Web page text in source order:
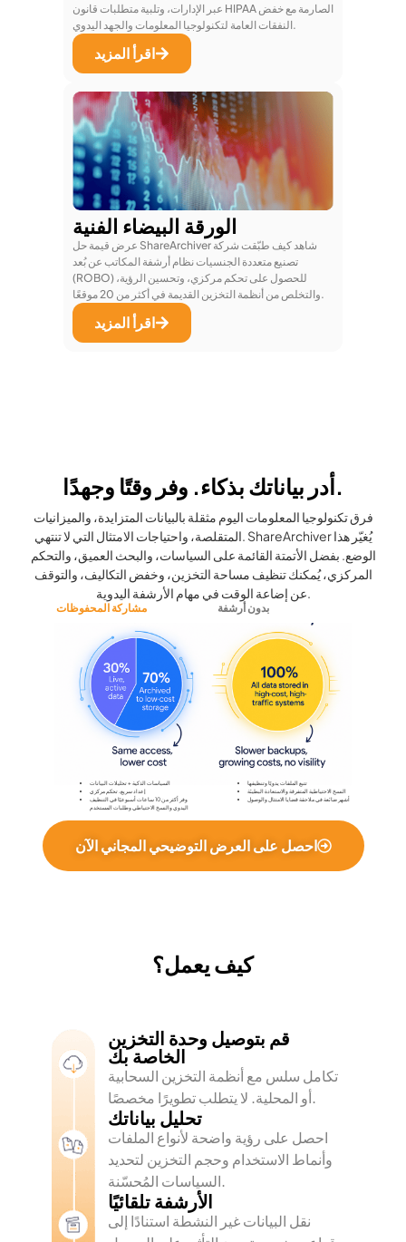
عبر الإدارات، وتلبية متطلبات قانون HIPAA الصارمة مع خفض
النفقات العامة لتكنولوجيا المعلومات والجهد اليدوي.
اقرأ المزيد
الورقة البيضاء الفنية
عرض قيمة حل ShareArchiver شاهد كيف طبّقت شركة
تصنيع متعددة الجنسيات نظام أرشفة المكاتب عن بُعد
(ROBO) للحصول على تحكم مركزي، وتحسين الرؤية،
والتخلص من أنظمة التخزين القديمة في أكثر من 20 موقعًا.
اقرأ المزيد
أدر بياناتك بذكاء. وفر وقتًا وجهدًا.
فرق تكنولوجيا المعلومات اليوم مثقلة بالبيانات المتزايدة، والميزانيات
المتقلصة، واحتياجات الامتثال التي لا تنتهي. ShareArchiver يُغيّر هذا
الوضع. بفضل الأتمتة القائمة على السياسات، والبحث العميق، والتحكم
المركزي، يُمكنك تنظيف مساحة التخزين، وخفض التكاليف، والتوقف
مشاركة المحفوظات بدون أرشفة
السياسات الذكية + تحليلات البيانات
إعداد سريع، تحكم مركزي
وفر أكثر من 10 ساعات أسبوعيًا في التنظيف
اليدوي والنسخ الاحتياطي وطلبات المستخدم
تتبع الملفات يدويًا وتنظيفها
النسخ الاحتياطية المتفرقة والاستعادة البطيئة
أشهر ضائعة في ملاحقة قضايا الامتثال والوصول
احصل على العرض التوضيحي المجاني الآن
كيف يعمل؟
قم بتوصيل وحدة التخزين
الخاصة بك
تكامل سلس مع أنظمة التخزين السحابية
أو المحلية. لا يتطلب تطويرًا مخصصًا.
تحليل بياناتك
احصل على رؤية واضحة لأنواع الملفات
وأنماط الاستخدام وحجم التخزين لتحديد
السياسات المُحسّنة.
الأرشفة تلقائيًا
نقل البيانات غير النشطة استنادًا إلى